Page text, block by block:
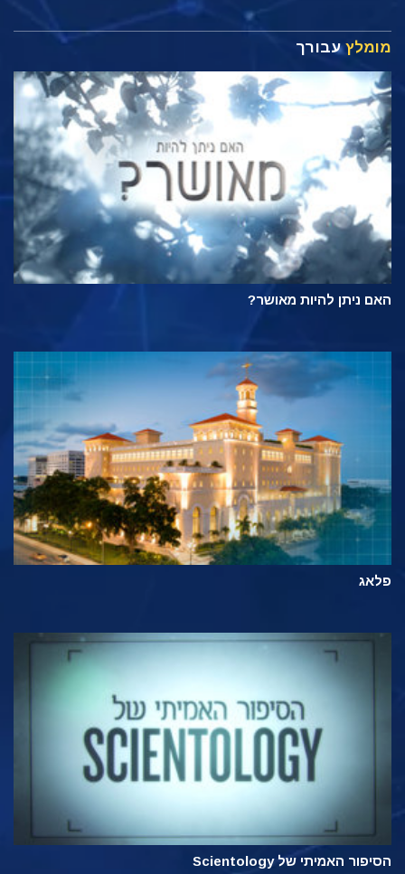
מומלץעבורך
האם ניתן להיות מאושר?
פלאג
הסיפור האמיתי של Scientology